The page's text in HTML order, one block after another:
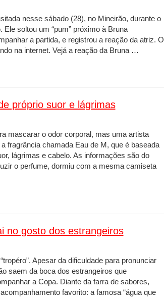
nesse sábado (28), no Mineirão, durante o
soltou um “pum” próximo à Bruna
a partida, e registrou a reação da atriz. O
na internet. Vejá a reação da Bruna …
próprio suor e lágrimas
mascarar o odor corporal, mas uma artista
fragrância chamada Eau de M, que é baseada
lágrimas e cabelo. As informações são do
o perfume, dormiu com a mesma camiseta
no gosto dos estrangeiros
Apesar da dificuldade para pronunciar
saem da boca dos estrangeiros que
a Copa. Diante da farra de sabores,
favorito: a famosa “água que